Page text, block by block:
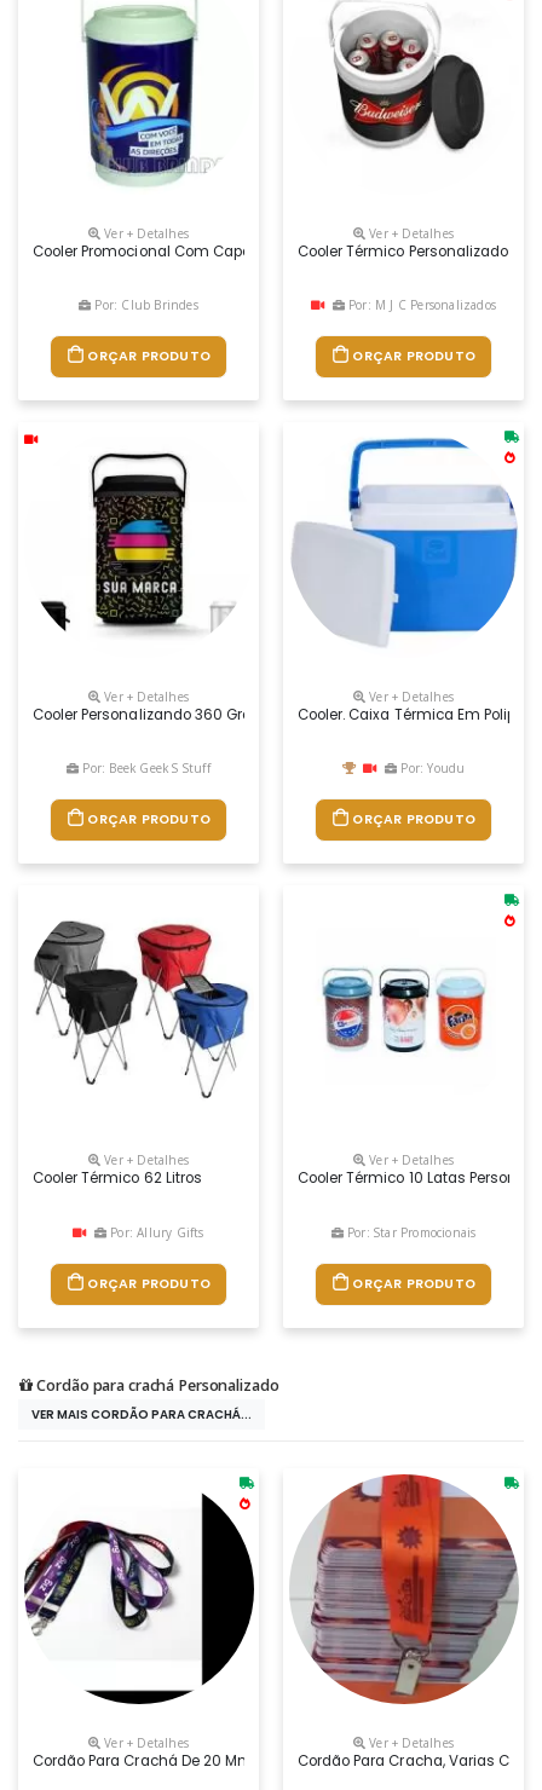
Ver + Detalhes
Cooler Promocional Com Capacidade Para 08 Latas, Com Alça Fixa
Por: Club Brindes
ORÇAR PRODUTO
Ver + Detalhes
Cooler Térmico Personalizado
Por: M J C Personalizados
ORÇAR PRODUTO
Ver + Detalhes
Cooler Personalizando 360 Graus, Com Capacidade Para 10 Latas, Um
Por: Beek Geek S Stuff
ORÇAR PRODUTO
Ver + Detalhes
Cooler. Caixa Térmica Em
Por: Youdu
ORÇAR PRODUTO
Ver + Detalhes
Cooler Térmico 62 Litros
Por: Allury Gifts
ORÇAR PRODUTO
Ver + Detalhes
Cooler Térmico 10 Latas
Por: Star Promocionais
ORÇAR PRODUTO
Cordão para crachá Personalizado
VER MAIS CORDÃO PARA CRACHÁ...
Ver + Detalhes
Cordão Para Crachá De 20 Mm, Gravação Digital, Sem Limite De Cores.
Ver + Detalhes
Cordão Para Cracha, Varias